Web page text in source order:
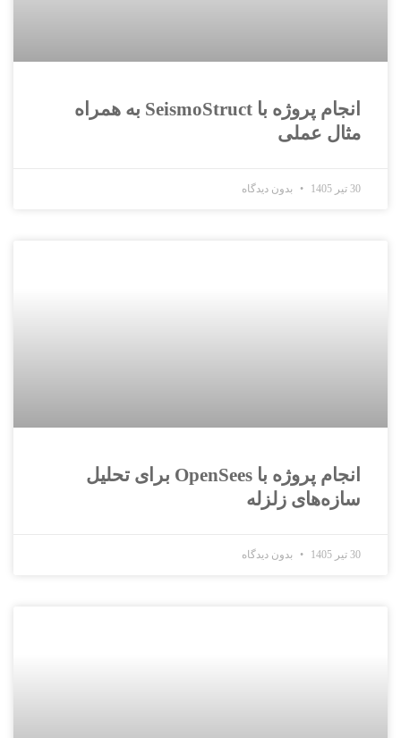
انجام پروژه با SeismoStruct به همراه
مثال عملی
30 تیر 1405 بدون دیدگاه
انجام پروژه با OpenSees برای تحلیل
سازه‌های زلزله
30 تیر 1405 بدون دیدگاه